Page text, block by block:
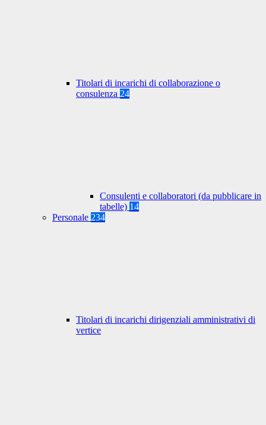
Titolari di incarichi di collaborazione o
consulenza 24
Consulenti e collaboratori (da pubblicare in
tabelle) 14
Personale 234
Titolari di incarichi dirigenziali amministrativi di
vertice